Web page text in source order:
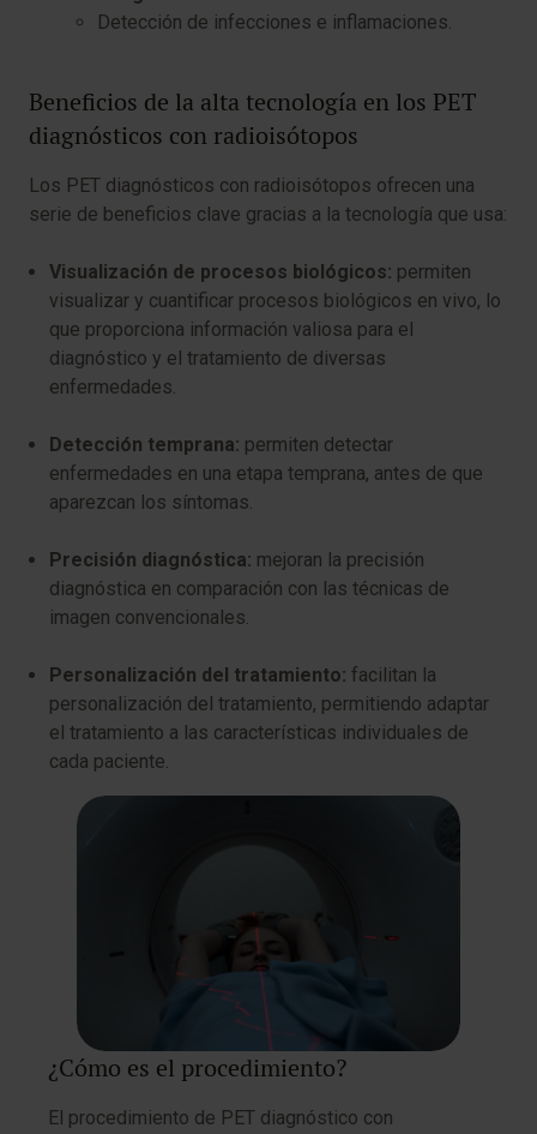
Detección de infecciones e inflamaciones.
Beneficios de la alta tecnología en los PET
diagnósticos con radioisótopos
Los PET diagnósticos con radioisótopos ofrecen una
serie de beneficios clave gracias a la tecnología que usa:
Visualización de procesos biológicos: permiten
visualizar y cuantificar procesos biológicos en vivo, lo
que proporciona información valiosa para el
diagnóstico y el tratamiento de diversas
enfermedades.
Detección temprana: permiten detectar
enfermedades en una etapa temprana, antes de que
aparezcan los síntomas.
Precisión diagnóstica: mejoran la precisión
diagnóstica en comparación con las técnicas de
imagen convencionales.
Personalización del tratamiento: facilitan la
personalización del tratamiento, permitiendo adaptar
el tratamiento a las características individuales de
cada paciente.
¿Cómo es el procedimiento?
El procedimiento de PET diagnóstico con